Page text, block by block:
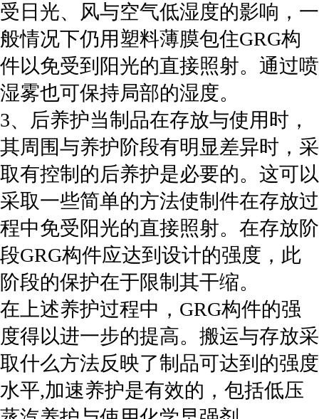
受日光、风与空气低湿度的影响，一
般情况下仍用塑料薄膜包住GRG构
件以免受到阳光的直接照射。通过喷
湿雾也可保持局部的湿度。
3、后养护当制品在存放与使用时，
其周围与养护阶段有明显差异时，采
取有控制的后养护是必要的。这可以
采取一些简单的方法使制件在存放过
程中免受阳光的直接照射。在存放阶
段GRG构件应达到设计的强度，此
阶段的保护在于限制其干缩。
在上述养护过程中，GRG构件的强
度得以进一步的提高。搬运与存放采
取什么方法反映了制品可达到的强度
水平,加速养护是有效的，包括低压